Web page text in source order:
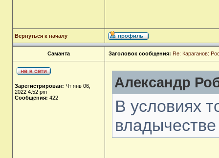
Вернуться к началу
Саманта Заголовок сообщения: Re: Караганов:
Зарегистрирован: Чт янв 06,
2022 4:52 pm
Сообщения: 422
Александр
В условиях